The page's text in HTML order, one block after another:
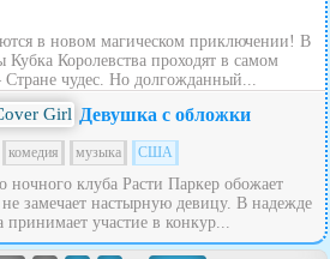
в новом магическом приключении! В
Кубка Королевства проходят в самом
чудес. Но долгожданный...
Девушка с обложки
комедия музыка США
ночного клуба Расти Паркер обожает
замечает настырную девицу. В надежде
участие в конкур...